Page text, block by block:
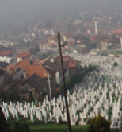
Herzegovina-
general-
context.jpg